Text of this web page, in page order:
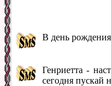
В день
Генриетта -
сегодня пускай